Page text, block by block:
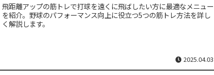
飛距離アップの筋トレで打球を遠くに飛ばしたい方に最適なメニュー
を紹介。野球のパフォーマンス向上に役立つ5つの筋トレ方法を詳し
く解説します。
2025.04.03